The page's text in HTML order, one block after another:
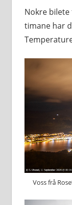
Nokre bilete
timane har
Voss frå